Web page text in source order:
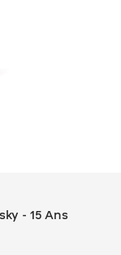
Scotch
- 15 Ans